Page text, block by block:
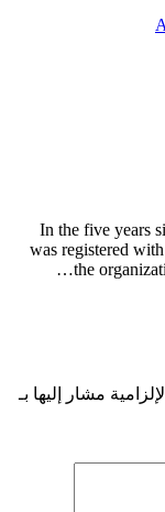
In the five years
was registered
the
مشار إليها بـ